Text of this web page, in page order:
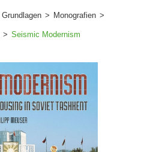
Grundlagen > Monografien >
> Seismic Modernism